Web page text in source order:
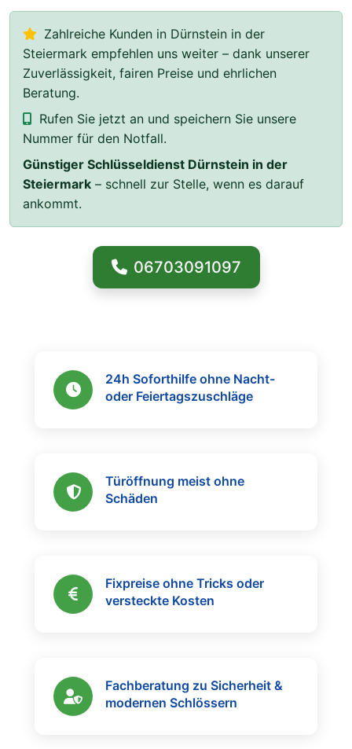
Zahlreiche Kunden in Dürnstein in der
Steiermark empfehlen uns weiter – dank unserer
Zuverlässigkeit, fairen Preise und ehrlichen
Beratung.
Rufen Sie jetzt an und speichern Sie unsere
Nummer für den Notfall.
Günstiger Schlüsseldienst Dürnstein in der
Steiermark – schnell zur Stelle, wenn es darauf
ankommt.
06703091097
24h Soforthilfe ohne Nacht-
oder Feiertagszuschläge
Türöffnung meist ohne
Schäden
Fixpreise ohne Tricks oder
versteckte Kosten
Fachberatung zu Sicherheit &
modernen Schlössern